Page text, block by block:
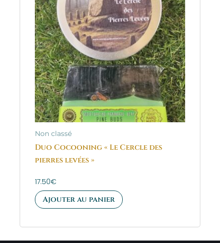
Non classé
Duo Cocooning « Le Cercle des
pierres levées »
17.50€
Ajouter au panier